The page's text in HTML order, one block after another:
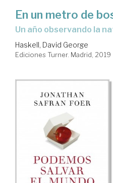
En un metro de
un año observando la
Haskell, David George
Ediciones Turner. Madrid, 2019